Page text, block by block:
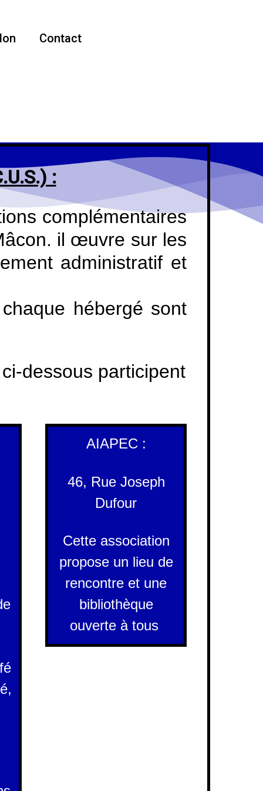
Contact
:
complémentaires
il œuvre sur les
administratif et
hébergé sont
dessous participent
AIAPEC :
46, Rue Joseph
Dufour
Cette association
propose un lieu de
rencontre et une
bibliothèque
ouverte à tous